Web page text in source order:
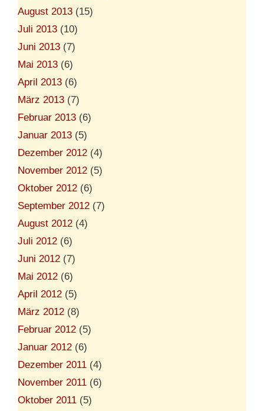
August 2013 (15)
Juli 2013 (10)
Juni 2013 (7)
Mai 2013 (6)
April 2013 (6)
März 2013 (7)
Februar 2013 (6)
Januar 2013 (5)
Dezember 2012 (4)
November 2012 (5)
Oktober 2012 (6)
September 2012 (7)
August 2012 (4)
Juli 2012 (6)
Juni 2012 (7)
Mai 2012 (6)
April 2012 (5)
März 2012 (8)
Februar 2012 (5)
Januar 2012 (6)
Dezember 2011 (4)
November 2011 (6)
Oktober 2011 (5)